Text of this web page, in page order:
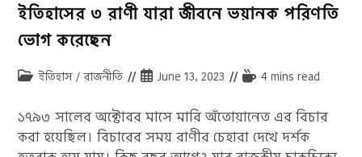
ইতিহাসের ৩ রাণী যারা জীবনে ভয়ানক পরিণতি
ভোগ করেছেন
Postইতিহাস / রাজনীতি
PostJune 13, 2023
Reading4 mins read
১৭৯৩ সালের অক্টোবর মাসে মারি অঁতোয়ানেত এর বিচার
করা হয়েছিল। বিচারের সময় রাণীর চেহারা দেখে দর্শক